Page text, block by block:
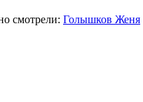
смотрели: Голышков Женя